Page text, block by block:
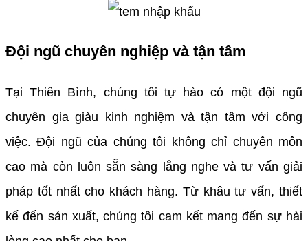
Đội ngũ chuyên nghiệp và tận tâm
Tại Thiên Bình, chúng tôi tự hào có một đội ngũ
chuyên gia giàu kinh nghiệm và tận tâm với công
việc. Đội ngũ của chúng tôi không chỉ chuyên môn
cao mà còn luôn sẵn sàng lắng nghe và tư vấn giải
pháp tốt nhất cho khách hàng. Từ khâu tư vấn, thiết
kế đến sản xuất, chúng tôi cam kết mang đến sự hài